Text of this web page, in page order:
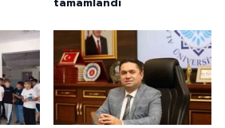
tamamlandı